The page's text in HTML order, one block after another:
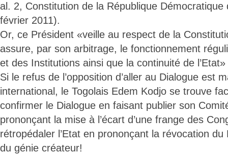
al. 2, Constitution de la République Démocratique
février 2011).
Or, ce Président «veille au respect de la
assure, par son arbitrage, le fonctionnement
et des Institutions ainsi que la continuité de
Si le refus de l’opposition d’aller au Dialogue est
international, le Togolais Edem Kodjo se trouve
confirmer le Dialogue en faisant publier son
prononçant la mise à l’écart d’une frange des
rétropédaler l’Etat en prononçant la révocation
du génie créateur!